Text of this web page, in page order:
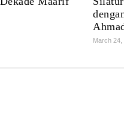
March 24,